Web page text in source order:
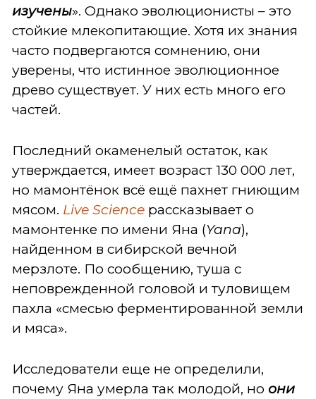
изучены». Однако эволюционисты – это
стойкие млекопитающие. Хотя их знания
часто подвергаются сомнению, они
уверены, что истинное эволюционное
древо существует. У них есть много его
частей.
Последний окаменелый остаток, как
утверждается, имеет возраст 130 000 лет,
но мамонтёнок всё ещё пахнет гниющим
мясом. Live Science рассказывает о
мамонтенке по имени Яна (Yana),
найденном в сибирской вечной
мерзлоте. По сообщению, туша с
неповрежденной головой и туловищем
пахла «смесью ферментированной земли
и мяса».
Исследователи еще не определили,
почему Яна умерла так молодой, но они